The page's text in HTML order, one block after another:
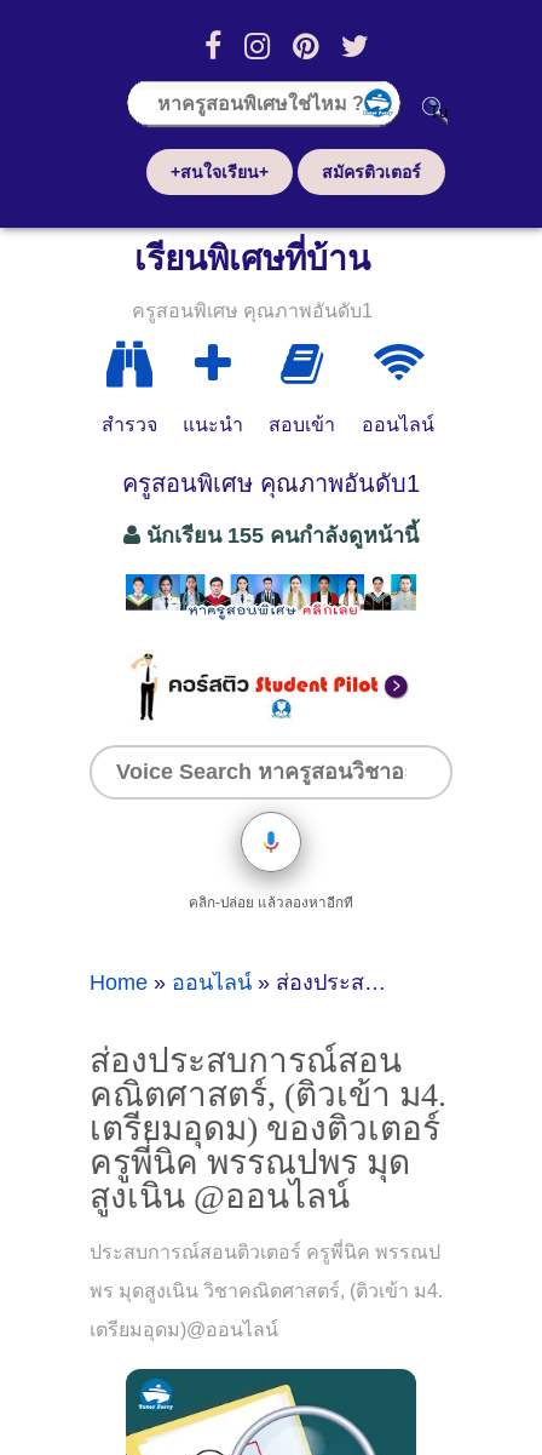
+สนใจเรียน+ สมัครติวเตอร์
เรียนพิเศษที่บ้าน
ครูสอนพิเศษ คุณภาพอันดับ1
สำรวจ แนะนำ สอบเข้า ออนไลน์
ครูสอนพิเศษ คุณภาพอันดับ1
นักเรียน 155 คนกำลังดูหน้านี้
คลิก-ปล่อย แล้วลองหาอีกที
Home » ออนไลน์ » ส่องประสบการณ์สอนคณิตศาสตร์, (ติวเข้า ม4. เตรียมอุดม) ของติวเตอร์ ครูพี่นิค พรรณปพร มุดสูงเนิน @ออนไลน์
ส่องประสบการณ์สอน
คณิตศาสตร์, (ติวเข้า ม4.
เตรียมอุดม) ของติวเตอร์
ครูพี่นิค พรรณปพร มุด
สูงเนิน @ออนไลน์
ประสบการณ์สอนติวเตอร์ ครูพี่นิค พรรณป
พร มุดสูงเนิน วิชาคณิตศาสตร์, (ติวเข้า ม4.
เตรียมอุดม)@ออนไลน์